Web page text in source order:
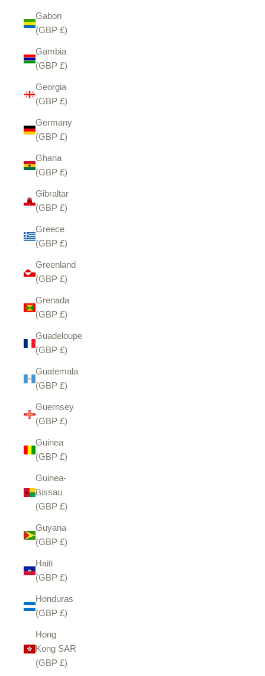
Gabon
(GBP £)
Gambia
(GBP £)
Georgia
(GBP £)
Germany
(GBP £)
Ghana
(GBP £)
Gibraltar
(GBP £)
Greece
(GBP £)
Greenland
(GBP £)
Grenada
(GBP £)
Guadeloupe
(GBP £)
Guatemala
(GBP £)
Guernsey
(GBP £)
Guinea
(GBP £)
Guinea-
Bissau
(GBP £)
Guyana
(GBP £)
Haiti
(GBP £)
Honduras
(GBP £)
Hong
Kong SAR
(GBP £)